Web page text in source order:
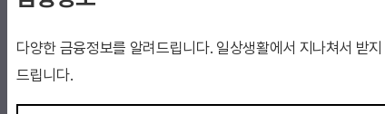
다양한 금융정보를 알려드립니다. 일상생활에서 지나쳐서 받
드립니다.